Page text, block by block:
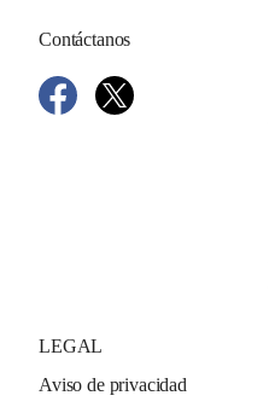
Contáctanos
LEGAL
Aviso de privacidad